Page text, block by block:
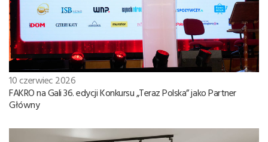
10 czerwiec 2026
FAKRO na Gali 36. edycji Konkursu „Teraz Polska” jako Partner
Główny